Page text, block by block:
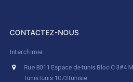
CONTACTEZ-NOUS
Interchimie
Rue 8011 Espace de tunis Bloc C 3#4
TunisTunis 1073Tunisie